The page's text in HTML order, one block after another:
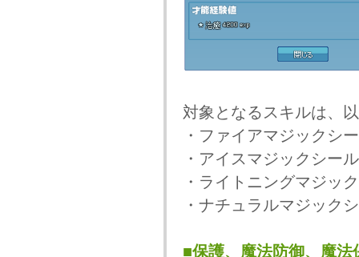
対象となるスキルは、
・ファイアマジックシ
・アイスマジックシー
・ライトニングマジッ
・ナチュラルマジック
■保護、魔法防御、魔